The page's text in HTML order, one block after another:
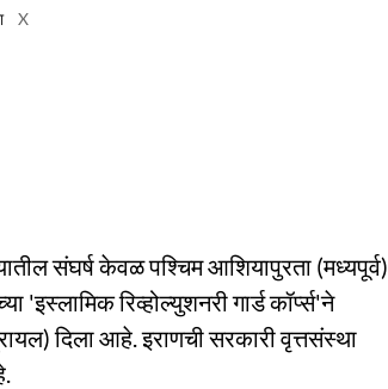
X
संघर्ष केवळ पश्चिम आशियापुरता (मध्यपूर्व)
'इस्लामिक रिव्होल्युशनरी गार्ड कॉर्प्स'ने
दिला आहे. इराणची सरकारी वृत्तसंस्था